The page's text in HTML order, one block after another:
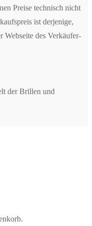
Preise technisch nicht
ist derjenige,
Webseite des Verkäufer-
der Brillen und